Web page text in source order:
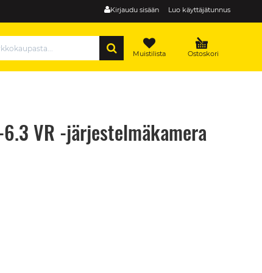
Kirjaudu sisään Luo käyttäjätunnus
Ostoskori
Muistilista
VR -järjestelmäkamera